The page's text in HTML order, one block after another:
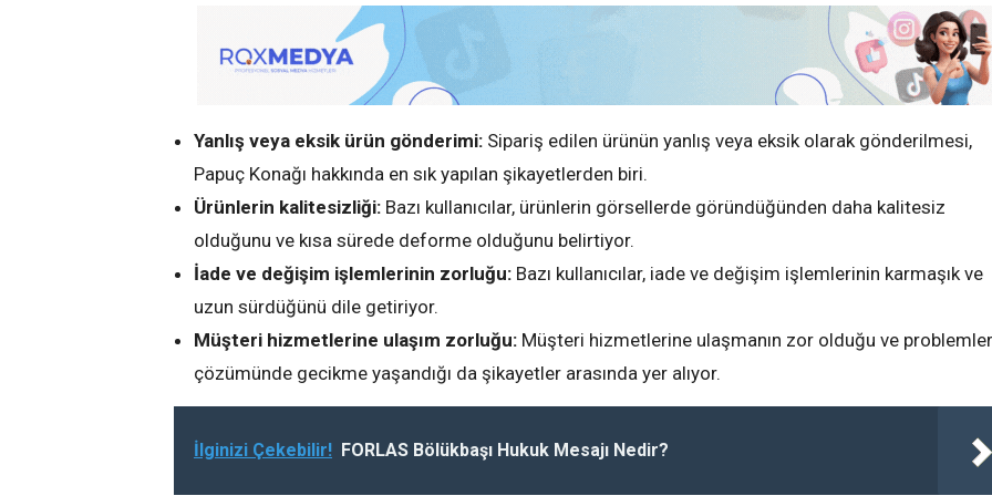
Yanlış veya eksik ürün gönderimi: Sipariş edilen ürünün yanlış veya eksik olarak gönderilmesi,
Papuç Konağı hakkında en sık yapılan şikayetlerden biri.
Ürünlerin kalitesizliği: Bazı kullanıcılar, ürünlerin görsellerde göründüğünden daha kalitesiz
olduğunu ve kısa sürede deforme olduğunu belirtiyor.
İade ve değişim işlemlerinin zorluğu: Bazı kullanıcılar, iade ve değişim işlemlerinin karmaşık ve
uzun sürdüğünü dile getiriyor.
Müşteri hizmetlerine ulaşım zorluğu: Müşteri hizmetlerine ulaşmanın zor olduğu ve
çözümünde gecikme yaşandığı da şikayetler arasında yer alıyor.
İlginizi Çekebilir! FORLAS Bölükbaşı Hukuk Mesajı Nedir?